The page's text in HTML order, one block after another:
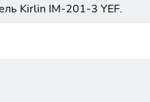
Kirlin IM-201-3 YEF.